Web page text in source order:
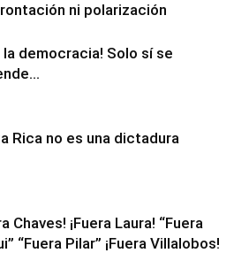
ni polarización
la democracia! Solo sí se
Rica no es una dictadura
Chaves! ¡Fuera Laura! “Fuera
“Fuera Pilar” ¡Fuera Villalobos!